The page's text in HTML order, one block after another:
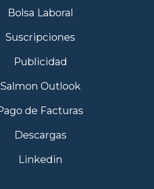
Bolsa Laboral
Suscripciones
Publicidad
Salmon Outlook
de Facturas
Descargas
Linkedin